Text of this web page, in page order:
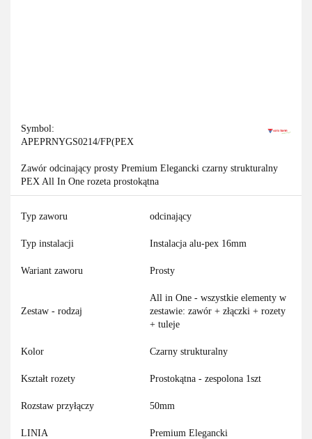
Symbol:
APEPRNYGS0214/FP(PEX
Zawór odcinający prosty Premium Elegancki czarny strukturalny
PEX All In One rozeta prostokątna
Typ zaworu odcinający
Typ instalacji Instalacja alu-pex 16mm
Wariant zaworu Prosty
Zestaw - rodzaj
All in One - wszystkie elementy w
zestawie: zawór + złączki + rozety
+ tuleje
Kolor Czarny strukturalny
Kształt rozety Prostokątna - zespolona 1szt
Rozstaw przyłączy 50mm
LINIA Premium Elegancki